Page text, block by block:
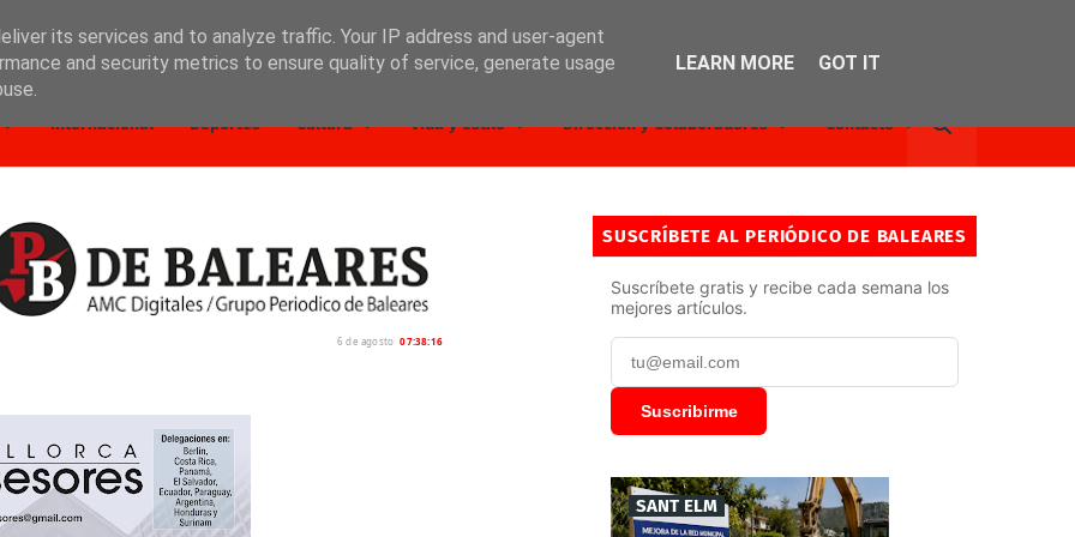
Internacional Deportes Cultura Vida y estilo Dirección y Colaboradores Contacto
6 de agosto 07:38:17
SUSCRÍBETE AL PERIÓDICO DE BALEARES
Suscríbete gratis y recibe cada semana los
mejores artículos.
Suscribirme
SANT ELM
its services and to analyze traffic. Your IP address and user-agent
and security metrics to ensure quality of service, generate usage
LEARN MORE GOT IT